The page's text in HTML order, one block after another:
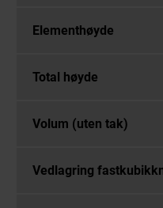
Elementhøyde
Total høyde
Volum (uten tak)
Vedlagring